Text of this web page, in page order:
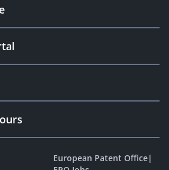
European Patent Office|